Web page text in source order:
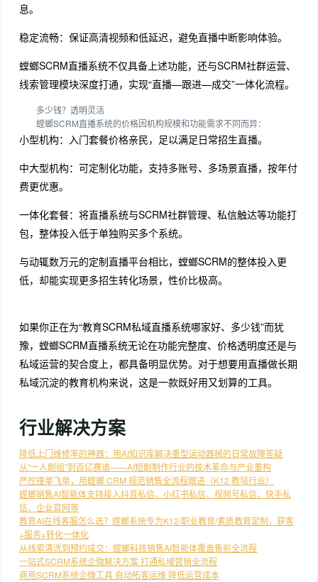
息。
稳定流畅：保证高清视频和低延迟，避免直播中断影响体验。
螳螂SCRM直播系统不仅具备上述功能，还与SCRM社群运营、
线索管理模块深度打通，实现“直播—跟进—成交”一体化流程。
多少钱？透明灵活
螳螂SCRM直播系统的价格因机构规模和功能需求不同而异：
小型机构：入门套餐价格亲民，足以满足日常招生直播。
中大型机构：可定制化功能，支持多账号、多场景直播，按年付
费更优惠。
一体化套餐：将直播系统与SCRM社群管理、私信触达等功能打
包，整体投入低于单独购买多个系统。
与动辄数万元的定制直播平台相比，螳螂SCRM的整体投入更
低，却能实现更多招生转化场景，性价比极高。
如果你正在为“教育SCRM私域直播系统哪家好、多少钱”而犹
豫，螳螂SCRM直播系统无论在功能完整度、价格透明度还是与
私域运营的契合度上，都具备明显优势。对于想要用直播做长期
私域沉淀的教育机构来说，这是一款既好用又划算的工具。
行业解决方案
降低上门维修率的神器：用AI知识库解决重型运动器械的日常故障答疑
从“一人剧组”到百亿赛道——AI短剧制作行业的技术革命与产业重构
严控撞单飞单，用螳螂 CRM 规范销售全流程跟进（K12 教培行业）
螳螂销售AI智能体支持接入抖音私信、小红书私信、视频号私信、快手私
信、企业官网等
教育AI在线客服怎么选？螳螂系统专为K12/职业教育/素质教育定制，获客
+服务+转化一体化
从线索清洗到预约成交：螳螂科技销售AI智能体覆盖售前全流程
一站式SCRM系统企微解决方案 打通私域营销全流程
商用SCRM系统企微工具 自动拓客运维 降低运营成本